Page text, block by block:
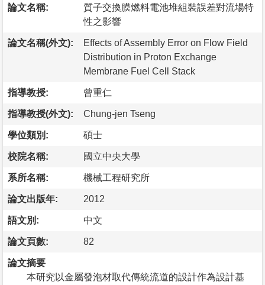
論文名稱:
質子交換膜燃料電池堆組裝誤差對流場特
性之影響
論文名稱(外文):
Effects of Assembly Error on Flow Field
Distribution in Proton Exchange
Membrane Fuel Cell Stack
指導教授: 曾重仁
指導教授(外文): Chung-jen Tseng
學位類別: 碩士
校院名稱: 國立中央大學
系所名稱: 機械工程研究所
論文出版年: 2012
語文別: 中文
論文頁數: 82
論文摘要
本研究以金屬發泡材取代傳統流道的設計作為設計基